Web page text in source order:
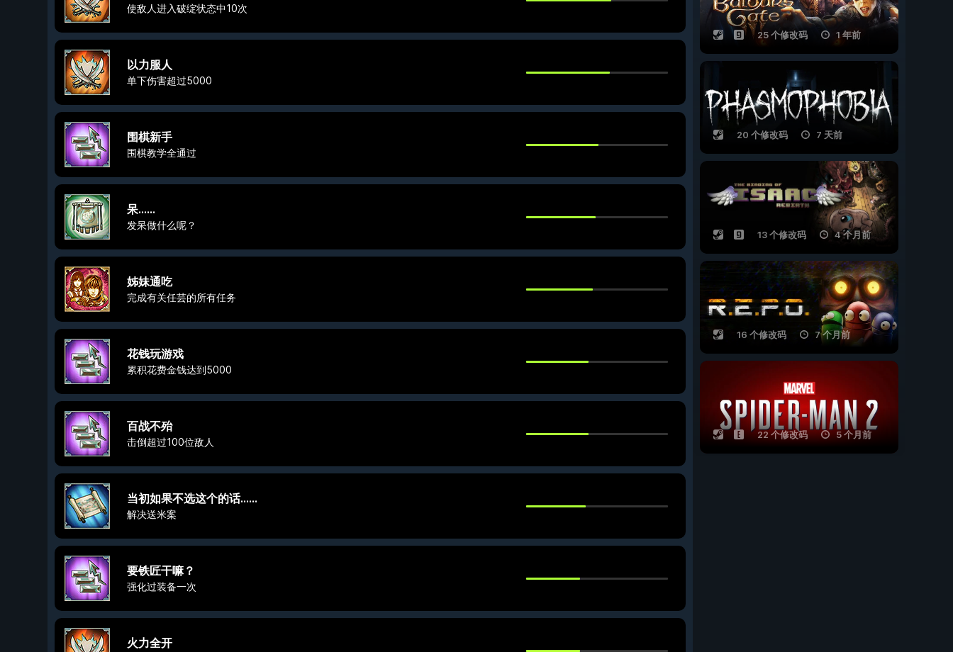
使敌人进入破绽状态中10次
以力服人
单下伤害超过5000
围棋新手
围棋教学全通过
呆……
发呆做什么呢？
姊妹通吃
完成有关任芸的所有任务
花钱玩游戏
累积花费金钱达到5000
百战不殆
击倒超过100位敌人
当初如果不选这个的话……
解决送米案
要铁匠干嘛？
强化过装备一次
火力全开
25 个修改码 1 年前
20 个修改码 7 天前
13 个修改码 4 个月前
16 个修改码 7 个月前
22 个修改码 5 个月前